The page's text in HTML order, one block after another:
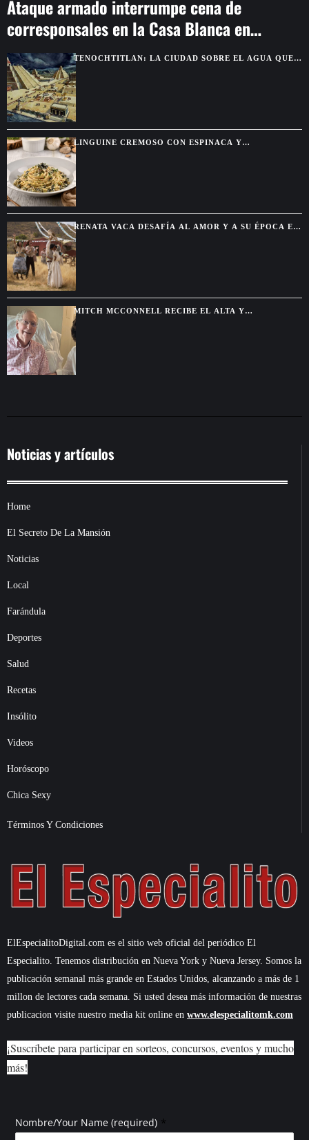
Ataque armado interrumpe cena de
corresponsales en la Casa Blanca en
WashingtonTENOCHTITLAN: LA CIUDAD SOBRE EL AGUA QUE
DEJÓ SIN PALABRAS A LOS CONQUISTADORES
LINGUINE CREMOSO CON ESPINACA Y
ALCACHOFA, UNA PASTA FÁCIL CON SABOR DE
RESTAURANTE
RENATA VACA DESAFÍA AL AMOR Y A SU ÉPOCA EN
LA NUEVA SERIE DE NETFLIX
MITCH MCCONNELL RECIBE EL ALTA Y
CONTINUARÁ SU RECUPERACIÓN DESDE CASA
Noticias y artículos
Home
El Secreto De La Mansión
Noticias
Local
Farándula
Deportes
Salud
Recetas
Insólito
Videos
Horóscopo
Chica Sexy
Términos Y Condiciones
ElEspecialitoDigital.com es el sitio web oficial del periódico El
Especialito. Tenemos distribución en Nueva York y Nueva Jersey. Somos la
publicación semanal más grande en Estados Unidos, alcanzando a más de 1
millon de lectores cada semana. Si usted desea más información de nuestras
publicacion visite nuestro media kit online en www.elespecialitomk.com
¡Suscríbete para participar en sorteos, concursos, eventos y mucho
más!
Nombre/Your Name (required) *